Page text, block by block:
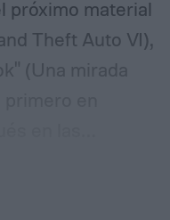
próximo material
Theft Auto VI),
(Una mirada
La
fanáticos ya